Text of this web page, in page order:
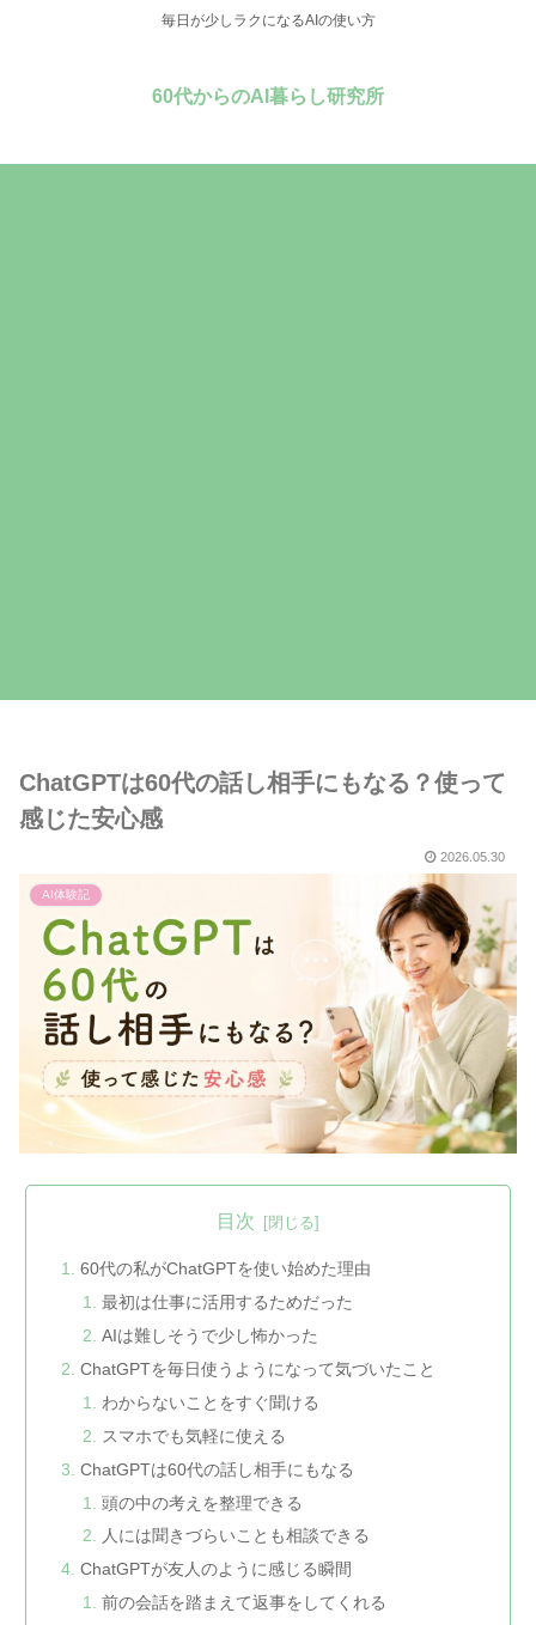
毎日が少しラクになるAIの使い方
60代からのAI暮らし研究所
ChatGPTは60代の話し相手にもなる？使って
感じた安心感
2026.05.30
AI体験記
目次
60代の私がChatGPTを使い始めた理由
最初は仕事に活用するためだった
AIは難しそうで少し怖かった
ChatGPTを毎日使うようになって気づいたこと
わからないことをすぐ聞ける
スマホでも気軽に使える
ChatGPTは60代の話し相手にもなる
頭の中の考えを整理できる
人には聞きづらいことも相談できる
ChatGPTが友人のように感じる瞬間
前の会話を踏まえて返事をしてくれる